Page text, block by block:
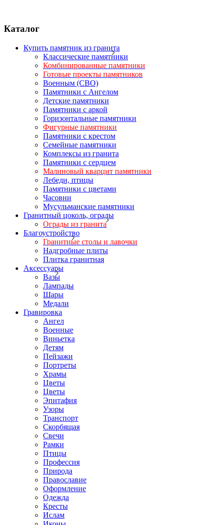
Каталог
Купить памятник из гранита
Классические памятники
Комбинированные памятники
Готовые проекты памятников
Военным (СВО)
Памятники с Ангелом
Детские памятники
Памятники с аркой
Горизонтальные памятники
Фигурные памятники
Памятники с крестом
Семейные памятники
Комплексы из гранита
Памятники с сердцем
Малиновый кварцит памятники
Лебеди, птицы
Памятники с цветами
Часовни
Мусульманские памятники
Гранитный цоколь, ограды
Ограды из гранита
Благоустройство
Гранитные столы и лавочки
Надгробные плиты
Плитка гранитная
Аксессуары
Вазы
Лампады
Шары
Медали
Гравировка
Ангел
Военные
Виньетка
Детям
Пейзажи
Портреты
Храмы
Цветы
Цветы
Эпитафия
Узоры
Транспорт
Скорбящая
Свечи
Рамки
Птицы
Профессия
Природа
Православие
Оформление
Одежда
Кресты
Ислам